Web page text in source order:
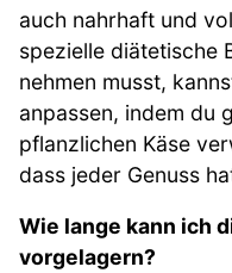
auch nahrhaft und
spezielle diätetische
nehmen musst,
anpassen, indem du
pflanzlichen Käse
dass jeder Genuss
Wie lange kann ich
vorgelagern?